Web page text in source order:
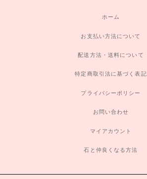
ホーム
お支払い方法について
配送方法・送料について
特定商取引法に基づく表記
プライバシーポリシー
お問い合わせ
マイアカウント
石と仲良くなる方法